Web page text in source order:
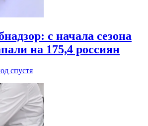
с начала сезона
на 175,4 россиян
спустя